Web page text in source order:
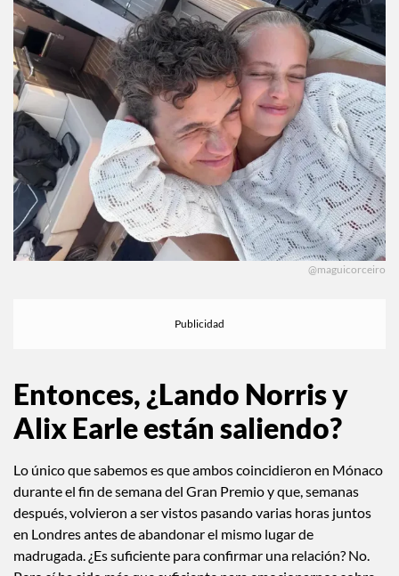
rumores y movimientos en redes, la conversación no parece
estar terminando pronto.
Entonces, ¿Lando Norris y
Alix Earle están saliendo?
Lo único que sabemos es que ambos coincidieron en Mónaco
durante el fin de semana del Gran Premio y que, semanas